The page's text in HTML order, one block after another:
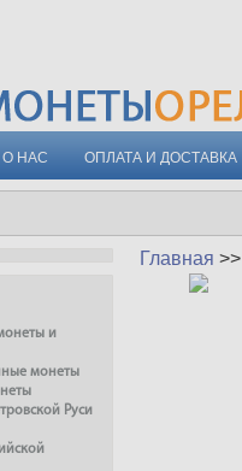
О НАС ОПЛАТА И ДОСТАВКА
и
монеты
Руси
Главная >>